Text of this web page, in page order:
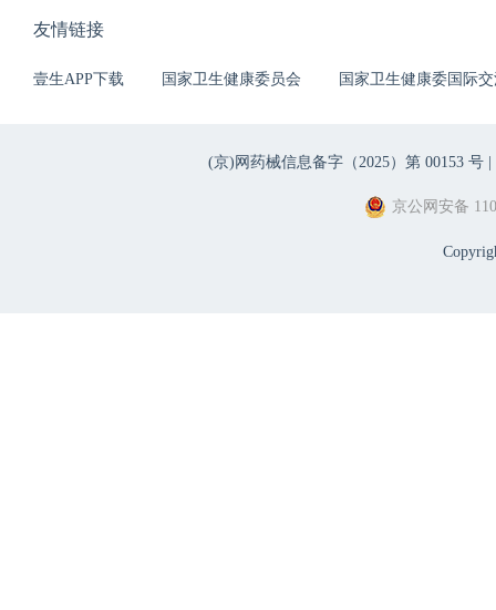
友情链接
壹生APP下载 国家卫生健康委员会 国家卫生健康委国际
(京)网药械信息备字（2025）第 00153 号 |
京公网安备